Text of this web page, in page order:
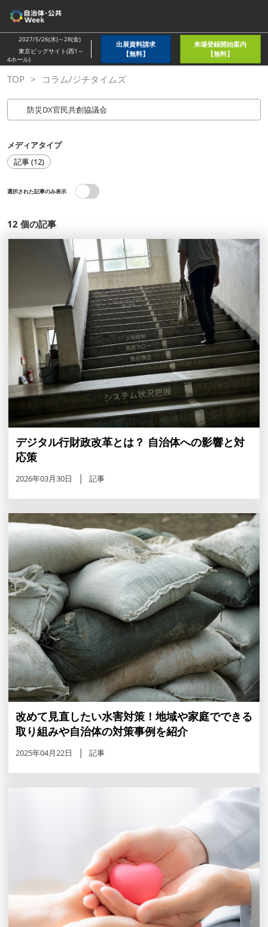
ス
キ
ッ
し
て
進
2027/5/26(水)～28(金)
東京ビッグサイト(西1～
4ホール)
出展資料請求
【無料】
来場登録開始案内
【無料】
TOP コラム/ジチタイムズ
メディアタイプ
記事 (12)
選択された記事のみ表示
12 個の記事
デジタル行財政改革とは？ 自治体への影響と対
応策
2026年03月30日 記事
改めて見直したい水害対策！地域や家庭でできる
取り組みや自治体の対策事例を紹介
2025年04月22日 記事